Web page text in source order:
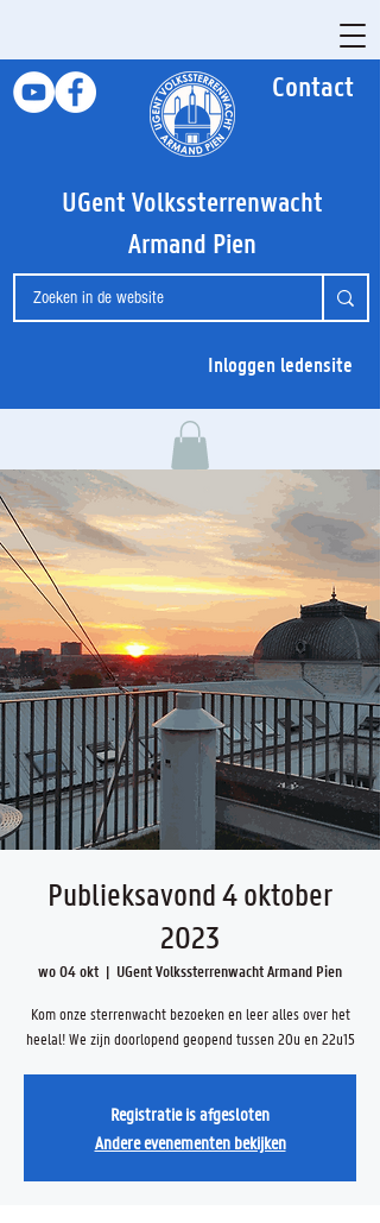
Contact
UGent Volkssterrenwacht
Armand Pien
Inloggen ledensite
Publieksavond 4 oktober
2023
wo 04 okt
  |
UGent Volkssterrenwacht Armand Pien
Kom onze sterrenwacht bezoeken en leer alles over het
heelal! We zijn doorlopend geopend tussen 20u en 22u15
Registratie is afgesloten
Andere evenementen bekijken